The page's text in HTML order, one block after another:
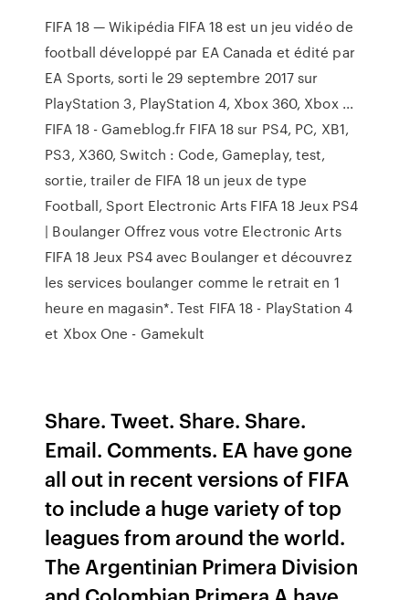
FIFA 18 — Wikipédia FIFA 18 est un jeu vidéo de
football développé par EA Canada et édité par
EA Sports, sorti le 29 septembre 2017 sur
PlayStation 3, PlayStation 4, Xbox 360, Xbox ...
FIFA 18 - Gameblog.fr FIFA 18 sur PS4, PC, XB1,
PS3, X360, Switch : Code, Gameplay, test,
sortie, trailer de FIFA 18 un jeux de type
Football, Sport Electronic Arts FIFA 18 Jeux PS4
| Boulanger Offrez vous votre Electronic Arts
FIFA 18 Jeux PS4 avec Boulanger et découvrez
les services boulanger comme le retrait en 1
heure en magasin*. Test FIFA 18 - PlayStation 4
et Xbox One - Gamekult
Share. Tweet. Share. Share.
Email. Comments. EA have gone
all out in recent versions of FIFA
to include a huge variety of top
leagues from around the world.
The Argentinian Primera Division